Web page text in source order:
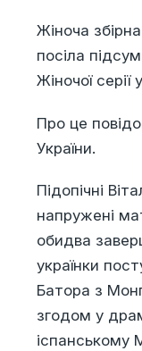
Жіноча
посіла
Жіночої серії
Про це
України.
Підопічні
напружені
обидва
українки
Батора з
згодом у
іспанському